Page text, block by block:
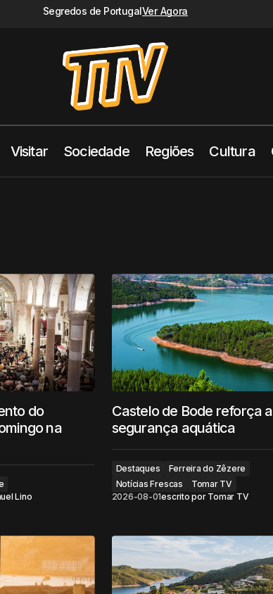
Segredos de PortugalVer Agora
Visitar Sociedade Regiões Cultura
do
na
Lino
Castelo de Bode reforça a
segurança aquática
Destaques
Ferreira do Zêzere
Notícias Frescas
Tomar TV
2026-08-01escrito por Tomar TV